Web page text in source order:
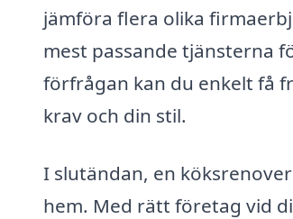
jämföra flera olika
mest passande tjänsterna
förfrågan kan du enkelt få
krav och din stil.
I slutändan, en
hem. Med rätt företag vid